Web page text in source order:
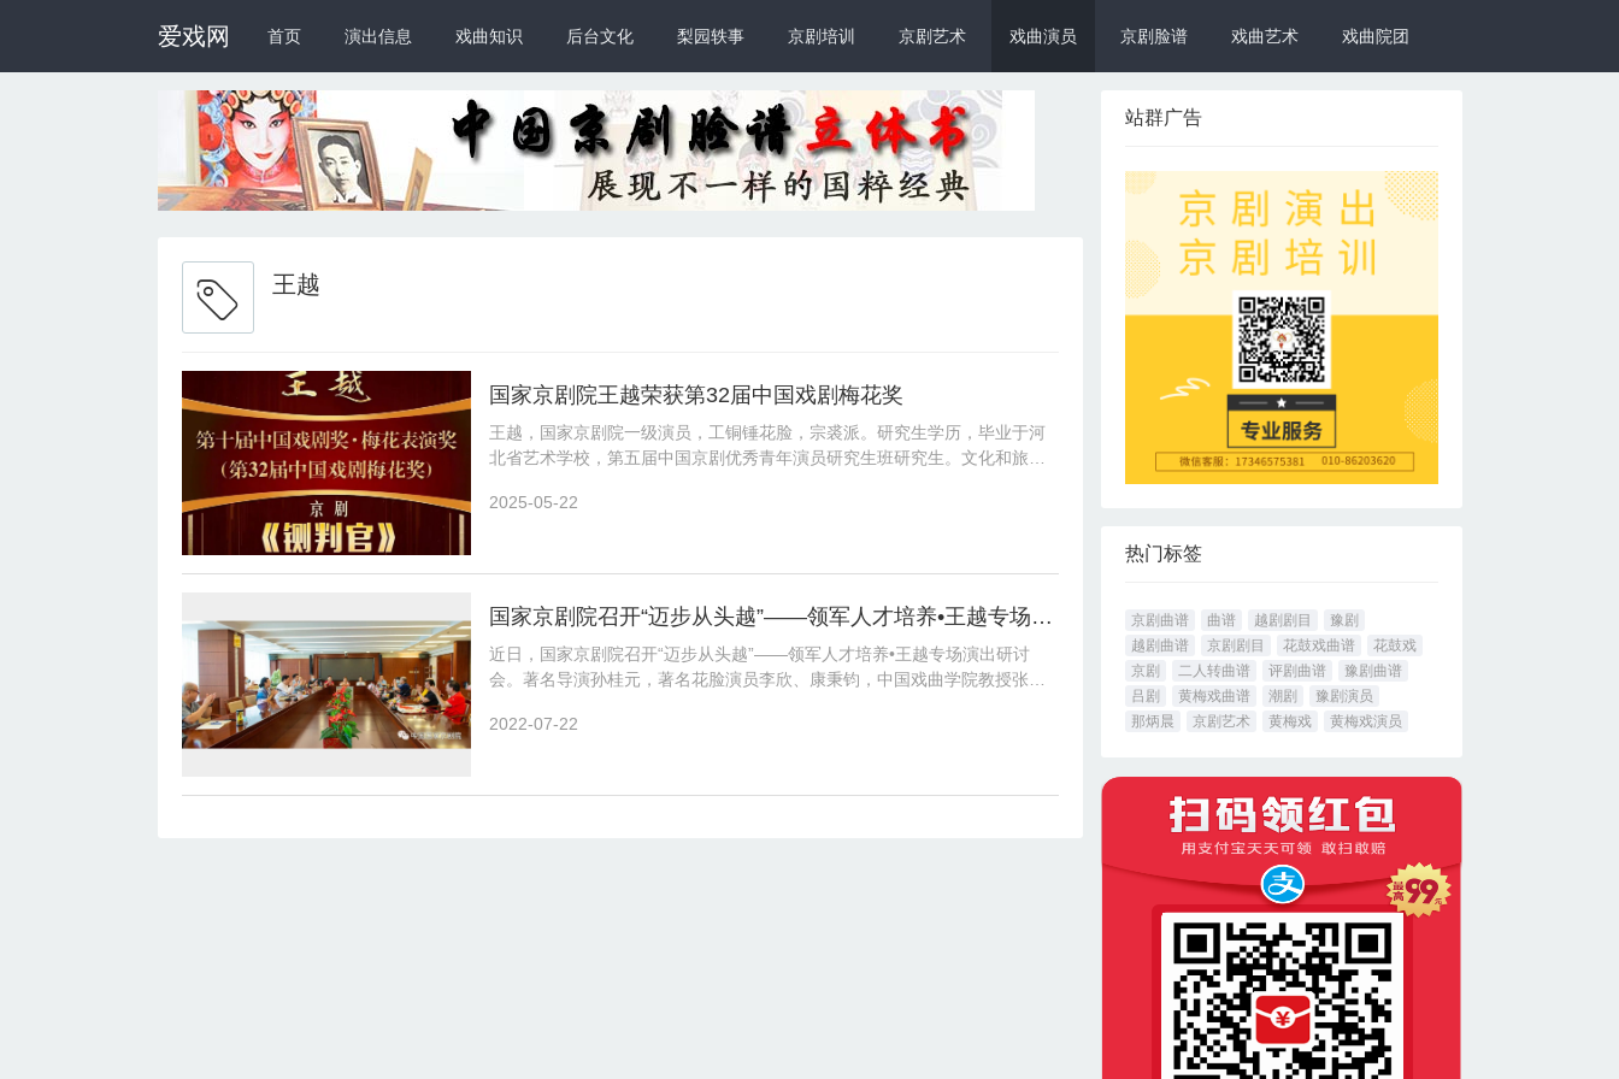
爱戏网 首页 演出信息 戏曲知识 后台文化 梨园轶事 京剧培训 京剧艺术 戏曲演员 京剧脸谱 戏曲艺术 戏曲院团
王越
国家京剧院王越荣获第32届中国戏剧梅花奖
王越，国家京剧院一级演员，工铜锤花脸，宗裘派。研究生学历，毕业于河
北省艺术学校，第五届中国京剧优秀青年演员研究生班研究生。文化和旅游
2025-05-22
国家京剧院召开“迈步从头越”——领军人才培养•王越专场演出研讨会
近日，国家京剧院召开“迈步从头越”——领军人才培养•王越专场演出研讨
会。著名导演孙桂元，著名花脸演员李欣、康秉钧，中国戏曲学院教授张关
2022-07-22
站群广告
热门标签
京剧曲谱 曲谱 越剧剧目
豫剧
越剧曲谱
京剧剧目 花鼓戏曲谱
花鼓戏
京剧
二人转曲谱 评剧曲谱
豫剧曲谱
吕剧
黄梅戏曲谱 潮剧
豫剧演员
那炳晨
京剧艺术 黄梅戏 黄梅戏演员